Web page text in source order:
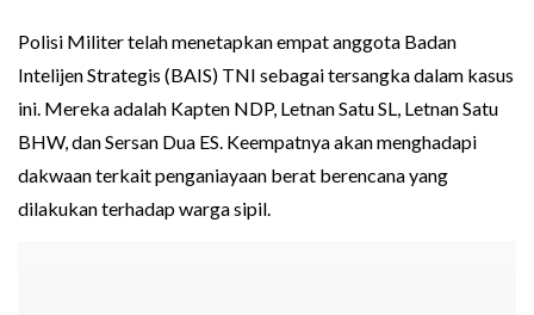
Polisi Militer telah menetapkan empat anggota Badan
Intelijen Strategis (BAIS) TNI sebagai tersangka dalam kasus
ini. Mereka adalah Kapten NDP, Letnan Satu SL, Letnan Satu
BHW, dan Sersan Dua ES. Keempatnya akan menghadapi
dakwaan terkait penganiayaan berat berencana yang
dilakukan terhadap warga sipil.